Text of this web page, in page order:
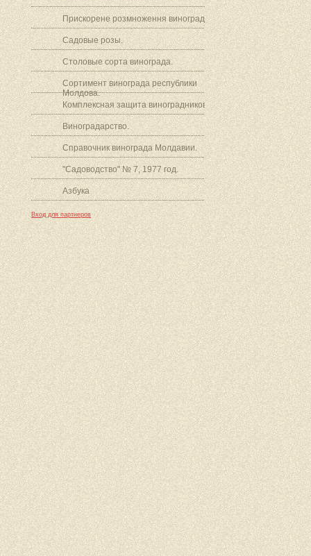
Прискорене розмноження винограду.
Садовые розы.
Столовые сорта винограда.
Сортимент винограда республики
Молдова.
Комплексная защита виноградников.
Виноградарство.
Справочник винограда Молдавии.
"Садоводство" № 7, 1977 год.
Азбука
Вход для партнеров